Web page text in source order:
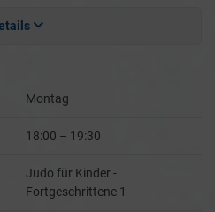
Montag
18:00 – 19:30
Judo für Kinder -
Fortgeschrittene 1